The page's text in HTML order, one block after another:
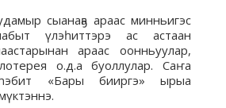
сыанаҕа араас минньигэс
үлэһиттэрэ ас астаан
араас оонньуулар,
о.д.а буоллулар. Саҥа
«Бары бииргэ» ырыа